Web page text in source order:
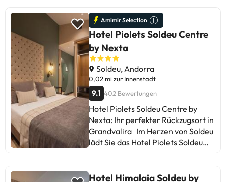
Amimir Selection
Hotel Piolets Soldeu Centre
by Nexta
Soldeu, Andorra
0,02 mi zur Innenstadt
9.1 402 Bewertungen
Hotel Piolets Soldeu Centre by
Nexta: Ihr perfekter Rückzugsort in
Grandvalira Im Herzen von Soldeu
lädt Sie das Hotel Piolets Soldeu
den Pisten von Grandvalira in
Hotel Himalaia Soldeu by